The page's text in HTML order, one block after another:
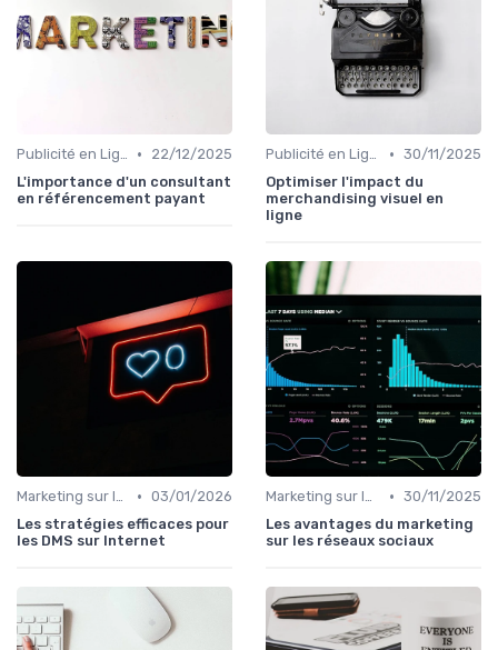
Publicité en Ligne (PPC, Display) •
22/12/2025
L'importance d'un consultant
en référencement payant
Publicité en Ligne (PPC, Display) • 30/11/2025
Optimiser l'impact du
merchandising visuel en
ligne
Marketing sur les Réseaux Sociaux • 03/01/2026
Les stratégies efficaces pour
les DMS sur Internet
Marketing sur les Réseaux Sociaux • 30/11/2025
Les avantages du marketing
sur les réseaux sociaux